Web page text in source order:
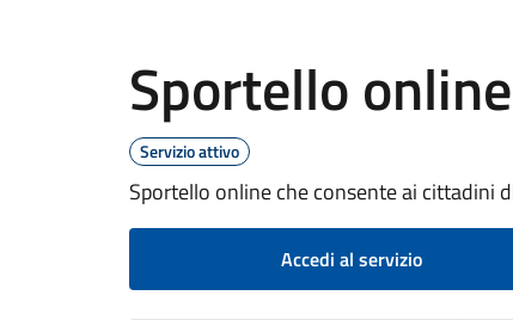
Sportello
Servizio attivo
Sportello online che consente ai cittadini
Accedi al servizio